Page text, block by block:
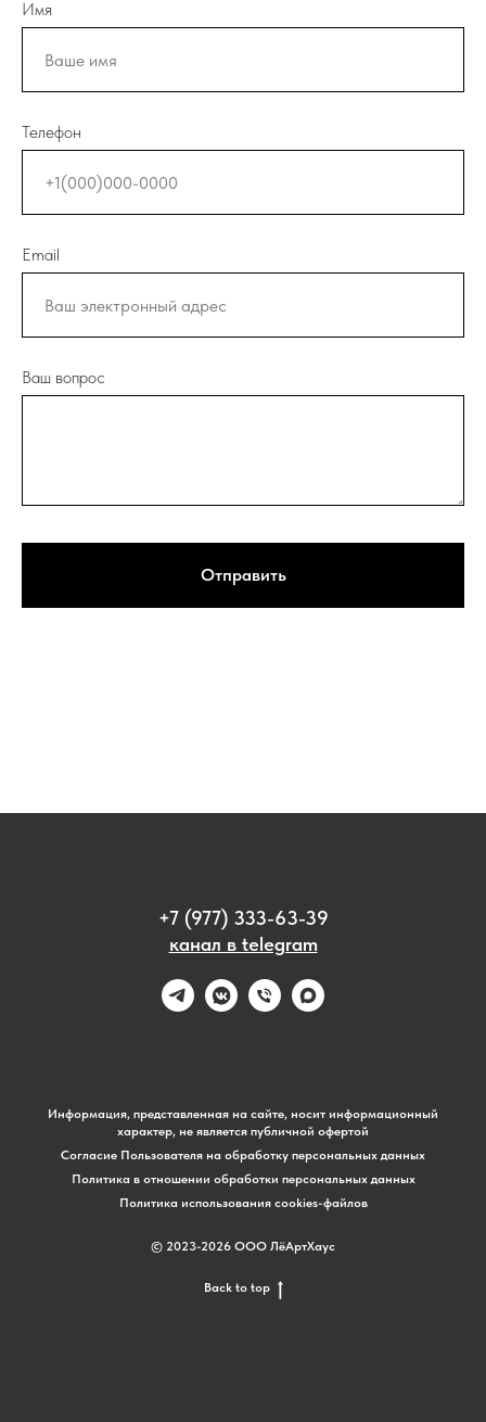
Имя
Телефон
Email
Ваш вопрос
Отправить
+7 (977) 333-63-39
канал в telegram
Информация, представленная на сайте, носит информационный
характер, не является публичной офертой
Согласие Пользователя на обработку персональных данных
Политика в отношении обработки персональных данных
Политика использования cookies-файлов
© 2023-2026 ООО ЛёАртХаус
Back to top